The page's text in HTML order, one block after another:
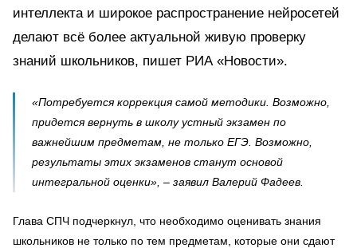
интеллекта и широкое распространение нейросетей
делают всё более актуальной живую проверку
знаний школьников, пишет РИА «Новости».
«Потребуется коррекция самой методики. Возможно,
придется вернуть в школу устный экзамен по
важнейшим предметам, не только ЕГЭ. Возможно,
результаты этих экзаменов станут основой
интегральной оценки», – заявил Валерий Фадеев.
Глава СПЧ подчеркнул, что необходимо оценивать знания
школьников не только по тем предметам, которые они сдают